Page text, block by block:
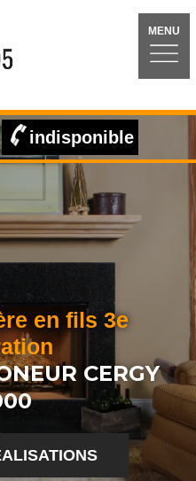
MENU
indisponible
en fils 3e
CERGY